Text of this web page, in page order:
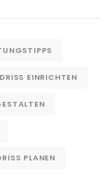
EINRICHTEN
PLANEN